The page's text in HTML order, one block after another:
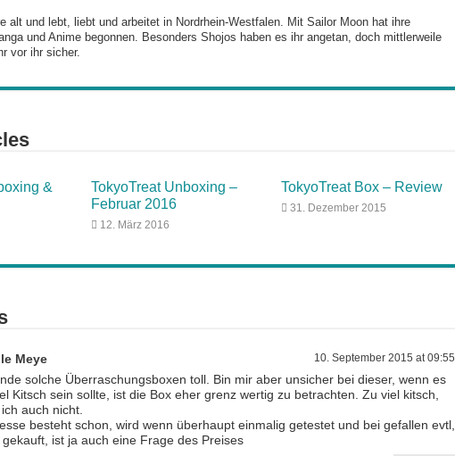
alt und lebt, liebt und arbeitet in Nordrhein-Westfalen. Mit Sailor Moon hat ihre
und Anime begonnen. Besonders Shojos haben es ihr angetan, doch mittlerweile
vor ihr sicher.
&
TokyoTreat Unboxing –
Februar 2016
12. März 2016
TokyoTreat Box – Review
31. Dezember 2015
Meye 10. September 2015 at 09:55
solche Überraschungsboxen toll. Bin mir aber unsicher bei dieser, wenn es
Kitsch sein sollte, ist die Box eher grenz wertig zu betrachten. Zu viel kitsch,
auch nicht.
besteht schon, wird wenn überhaupt einmalig getestet und bei gefallen evtl,
ist ja auch eine Frage des Preises